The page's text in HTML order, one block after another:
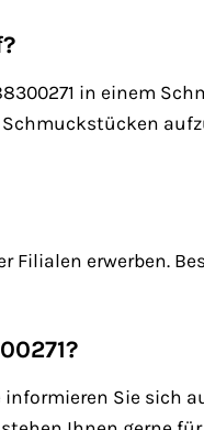
in einem
Filialen erwerben.
Sie sich